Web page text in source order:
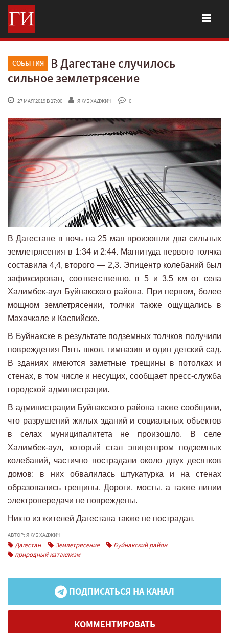
СОБЫТИЯ
В Дагестане случилось
сильное землетрясение
27 МАЯ'2019 В 17:00 ЯКУБ ХАДЖИЧ 0
В Дагестане в ночь на 25 мая произошли два сильных
землетрясения в 1:34 и 2:44. Магнитуда первого толчка
составила 4,4, второго — 2,3. Эпицентр колебаний был
зафиксирован, соответственно, в 5 и 3,5 км от села
Халимбек-аул Буйнакского района. При первом, более
мощном землетрясении, толчки также ощущались в
Махачкале и Каспийске.
В Буйнакске в результате подземных толчков получили
повреждения Пять школ, гимназия и один детский сад.
В зданиях имеются заметные трещины в потолках и
стенах, в том числе и несущих, сообщает пресс-служба
городской администрации.
В администрации Буйнакского района также сообщили,
что разрушений жилых зданий и социальных объектов
в селах муниципалитета не произошло. В селе
Халимбек-аул, который стал эпицентром подземных
колебаний, частично пострадали около двух десятков
домов: в них обвалилась штукатурка и на стенах
образовались трещины. Дороги, мосты, а также линии
электропередачи не повреждены.
Никто из жителей Дагестана также не пострадал.
АВТОР: ЯКУБ ХАДЖИЧ
Дагестан Землетрясение
Буйнакский район
природный катаклизм
ПОДПИСАТЬСЯ НА КАНАЛ
КОММЕНТИРОВАТЬ